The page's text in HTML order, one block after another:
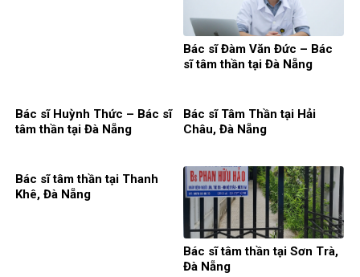
Bác sĩ Đàm Văn Đức – Bác
sĩ tâm thần tại Đà Nẵng
Bác sĩ Huỳnh Thức – Bác sĩ
tâm thần tại Đà Nẵng
Bác sĩ Tâm Thần tại Hải
Châu, Đà Nẵng
Bác sĩ tâm thần tại Thanh
Khê, Đà Nẵng
Bác sĩ tâm thần tại Sơn Trà,
Đà Nẵng